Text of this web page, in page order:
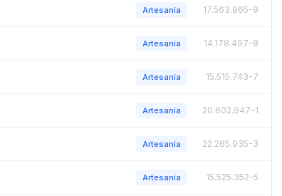
Artesanía 17.563.965-9
Artesanía 14.178.497-8
Artesanía 15.515.743-7
Artesanía 20.602.947-1
Artesanía 22.265.935-3
Artesanía 15.525.352-5